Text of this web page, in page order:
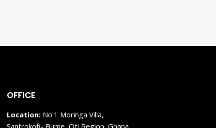
OFFICE
Location: No.1 Moringa Villa,
Santrokofi- Bume, Oti Region, Ghana.